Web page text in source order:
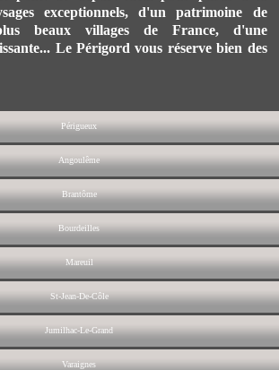
exceptionnels, d'un patrimoine de
beaux villages de France, d'une
Le Périgord vous réserve bien des
Périgueux
Angoulême
Brantôme
Bourdeilles
Mareuil
St-Jean-De-Côle
Jumilhac-Le-Grand
Varaignes